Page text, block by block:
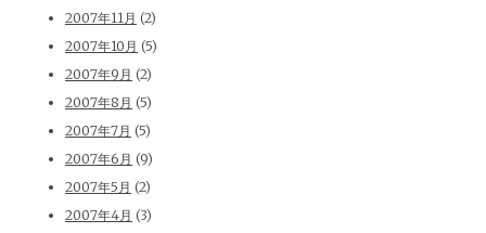
2007年11月 (2)
2007年10月 (5)
2007年9月 (2)
2007年8月 (5)
2007年7月 (5)
2007年6月 (9)
2007年5月 (2)
2007年4月 (3)